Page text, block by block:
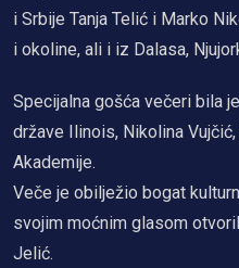
i Srbije Tanja Telić i Marko
i okoline, ali i iz Dalasa,
Specijalna gošća večeri bila
države Ilinois, Nikolina
Akademije.
Veče je obilježio bogat
svojim moćnim glasom
Jelić.